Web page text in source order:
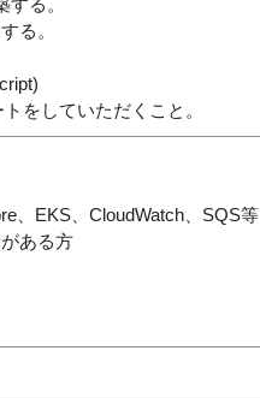
る。
る。
をしていただくこと。
、EKS、CloudWatch、SQS等
ある方